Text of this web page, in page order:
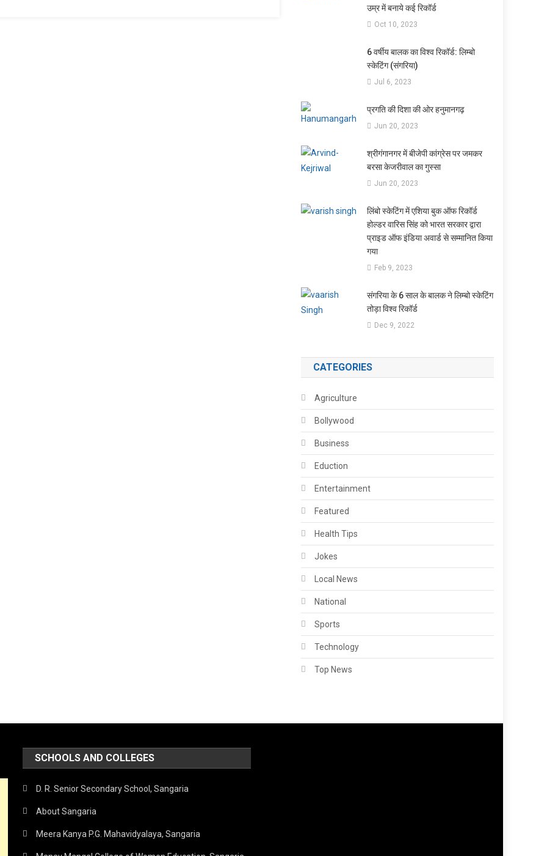
उम्र में बनाये कई रिकॉर्ड
Oct 10, 2023
6 वर्षीय बालक का विश्व रिकॉर्ड: लिम्बो
स्केटिंग (संगरिया)
Jul 6, 2023
प्रगति की दिशा की ओर हनुमानगढ़
Jun 20, 2023
श्रीगंगानगर में बीजेपी कांग्रेस पर जमकर
बरसा केजरीवाल का गुस्सा
Jun 20, 2023
लिंबो स्केटिंग में एशिया बुक ऑफ रिकॉर्ड
होल्डर वारिस सिंह को भारत सरकार द्वारा
प्राइड ऑफ इंडिया अवार्ड से सम्मानित किया
गया
Feb 9, 2023
संगरिया के 6 साल के बालक ने लिम्बो स्केटिंग
तोड़ा विश्व रिकॉर्ड
Dec 9, 2022
CATEGORIES
Agriculture
Bollywood
Business
Eduction
Entertainment
Featured
Health Tips
Jokes
Local News
National
Sports
Technology
Top News
SCHOOLS AND COLLEGES
D. R. Senior Secondary School, Sangaria
About Sangaria
Meera Kanya P.G. Mahavidyalaya, Sangaria